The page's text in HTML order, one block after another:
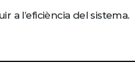
a l’eficiència del sistema.